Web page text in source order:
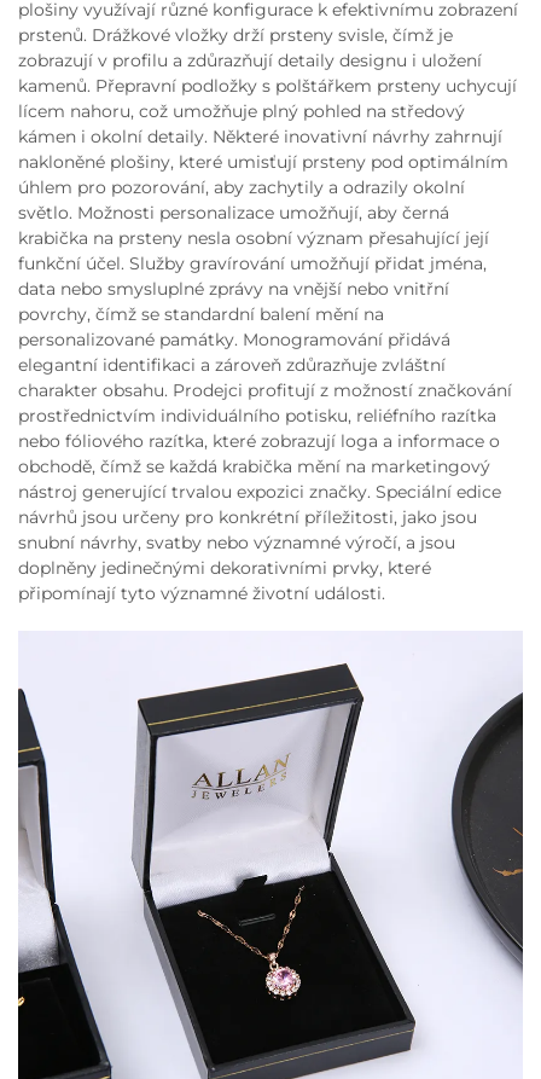
plošiny využívají různé konfigurace k efektivnímu zobrazení
prstenů. Drážkové vložky drží prsteny svisle, čímž je
zobrazují v profilu a zdůrazňují detaily designu i uložení
kamenů. Přepravní podložky s polštářkem prsteny uchycují
lícem nahoru, což umožňuje plný pohled na středový
kámen i okolní detaily. Některé inovativní návrhy zahrnují
nakloněné plošiny, které umisťují prsteny pod optimálním
úhlem pro pozorování, aby zachytily a odrazily okolní
světlo. Možnosti personalizace umožňují, aby černá
krabička na prsteny nesla osobní význam přesahující její
funkční účel. Služby gravírování umožňují přidat jména,
data nebo smysluplné zprávy na vnější nebo vnitřní
povrchy, čímž se standardní balení mění na
personalizované památky. Monogramování přidává
elegantní identifikaci a zároveň zdůrazňuje zvláštní
charakter obsahu. Prodejci profitují z možností značkování
prostřednictvím individuálního potisku, reliéfního razítka
nebo fóliového razítka, které zobrazují loga a informace o
obchodě, čímž se každá krabička mění na marketingový
nástroj generující trvalou expozici značky. Speciální edice
návrhů jsou určeny pro konkrétní příležitosti, jako jsou
snubní návrhy, svatby nebo významné výročí, a jsou
doplněny jedinečnými dekorativními prvky, které
připomínají tyto významné životní události.